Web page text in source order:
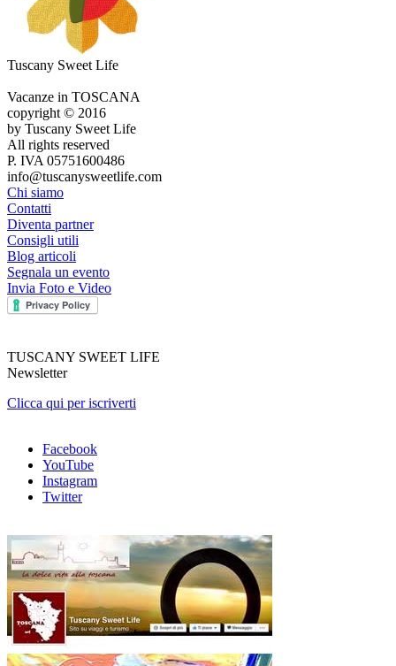
Tuscany Sweet Life
Vacanze in TOSCANA
copyright © 2016
by Tuscany Sweet Life
All rights reserved
P. IVA 05751600486
info@tuscanysweetlife.com
Chi siamo
Contatti
Diventa partner
Consigli utili
Blog articoli
Segnala un evento
Invia Foto e Video
TUSCANY SWEET LIFE
Newsletter
Clicca qui per iscriverti
Facebook
YouTube
Instagram
Twitter